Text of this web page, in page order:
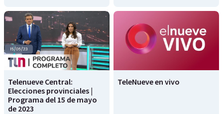
Telenueve Central:
Elecciones provinciales |
Programa del 15 de mayo
de 2023
TeleNueve en vivo